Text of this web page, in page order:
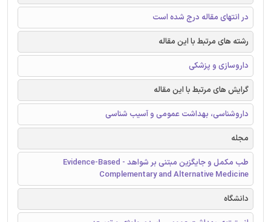
در انتهای مقاله درج شده است
رشته های مرتبط با این مقاله
داروسازی و پزشکی
گرایش های مرتبط با این مقاله
داروشناسی، بهداشت عمومی و آسیب شناسی
مجله
طب مکمل و جایگزین مبتنی بر شواهد - Evidence-Based
Complementary and Alternative Medicine
دانشگاه